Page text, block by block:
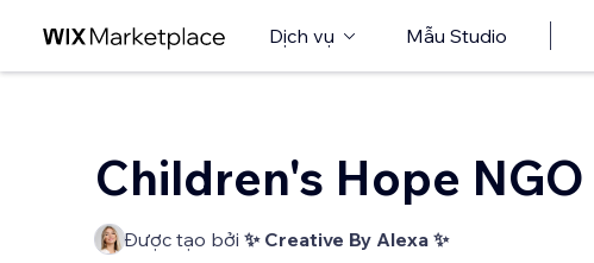
Dịch vụ Mẫu Studio
Children's Hope NGO
Được tạo bởi ✨ Creative By Alexa ✨